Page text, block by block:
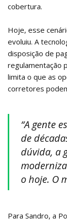
cobertura.
Hoje, esse
evoluiu. A
disposição de
regulamentação
limita o que as
corretores
“A gente
de
dúvida, a
o hoje. O
Para Sandro, a